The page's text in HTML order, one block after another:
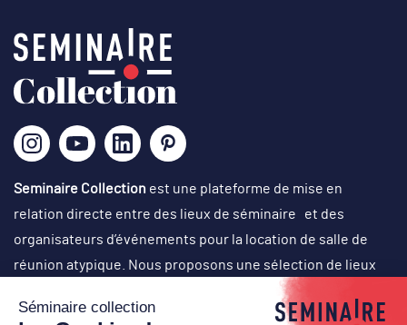
Seminaire Collection est une plateforme de mise en
relation directe entre des lieux de séminaire et des
organisateurs d’événements pour la location de salle de
réunion atypique. Nous proposons une sélection de lieux
originaux, singuliers et atypiques dans des cadres
exceptionnels, avec un choix d’activités originales en vue